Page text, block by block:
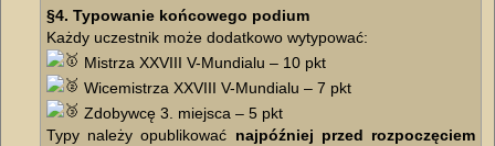
§4. Typowanie końcowego podium
Każdy uczestnik może dodatkowo wytypować:
Mistrza XXVIII V-Mundialu – 10 pkt
Wicemistrza XXVIII V-Mundialu – 7 pkt
Zdobywcę 3. miejsca – 5 pkt
Typy należy opublikować najpóźniej przed rozpoczęciem